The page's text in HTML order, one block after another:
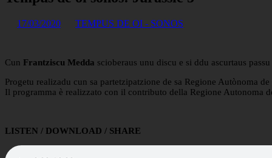
17/03/2020 TEMPUS DE OI - SONOS
Cun Frantziscu Medda scioberaus unu discu e si ddu ascurtaus passu
Progetu realizadu cun sa partetzipatzione de sa Regione Autònoma de
Il programma è realizzato con il contributo della Regione Autonoma
LISTEN / DOWNLOAD / SHARE